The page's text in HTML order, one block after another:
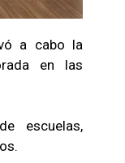
a cabo la
en las
escuelas,